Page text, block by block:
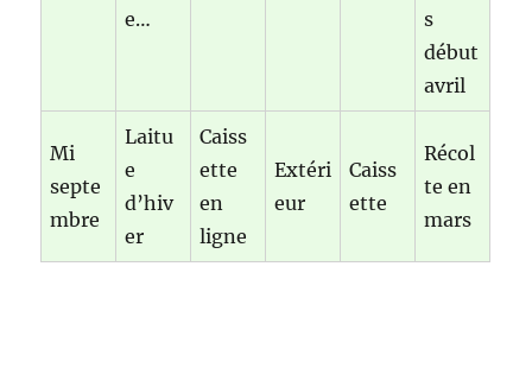
e…
s
début
avril
Mi
septe
mbre
Laitu
e
d’hiv
er
Caiss
ette
en
ligne
Extéri
eur
Caiss
ette
Récol
te en
mars